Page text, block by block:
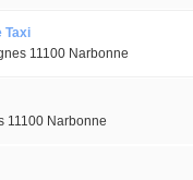
Taxi
11100 Narbonne
11100 Narbonne